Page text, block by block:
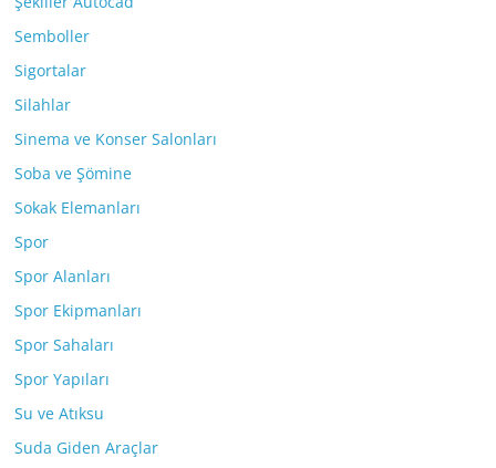
Semboller
Sigortalar
Silahlar
Sinema ve Konser Salonları
Soba ve Şömine
Sokak Elemanları
Spor
Spor Alanları
Spor Ekipmanları
Spor Sahaları
Spor Yapıları
Su ve Atıksu
Suda Giden Araçlar